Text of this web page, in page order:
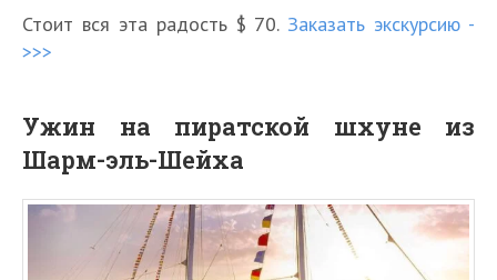
Стоит вся эта радость $ 70. Заказать экскурсию -
>>>
Ужин на пиратской шхуне из
Шарм-эль-Шейха